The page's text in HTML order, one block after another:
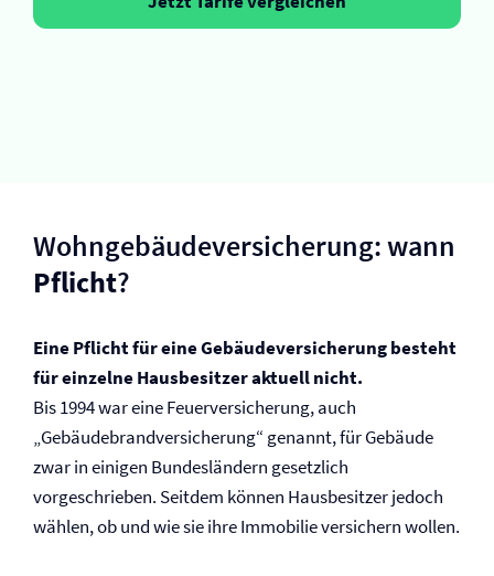
Wohngebäude­versicherung: wann
Pflicht?
Eine Pflicht für eine Gebäude­­versicherung besteht
für einzelne Hausbesitzer aktuell nicht.
Bis 1994 war eine Feuer­­versicherung, auch
„Gebäudebrand­versicherung“ genannt, für Gebäude
zwar in einigen Bundesländern ­gesetzlich
vorgeschrieben. Seitdem können Hausbesitzer jedoch
wählen, ob und wie sie ihre Immobilie versichern wollen.